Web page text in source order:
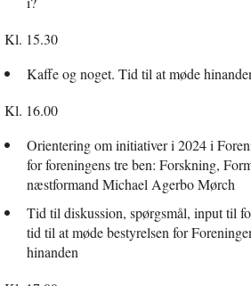
Kl. 15.30
Kaffe og noget. Tid til at møde
Kl. 16.00
Orientering om initiativer i 2024 i
for foreningens tre ben: Forskning,
næstformand Michael Agerbo Mørch
Tid til diskussion, spørgsmål, input til
tid til at møde bestyrelsen for
hinanden